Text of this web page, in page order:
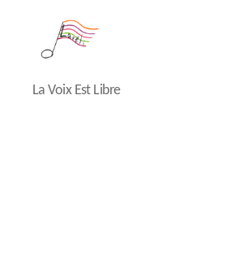
Lavéli
La Voix Est Libre